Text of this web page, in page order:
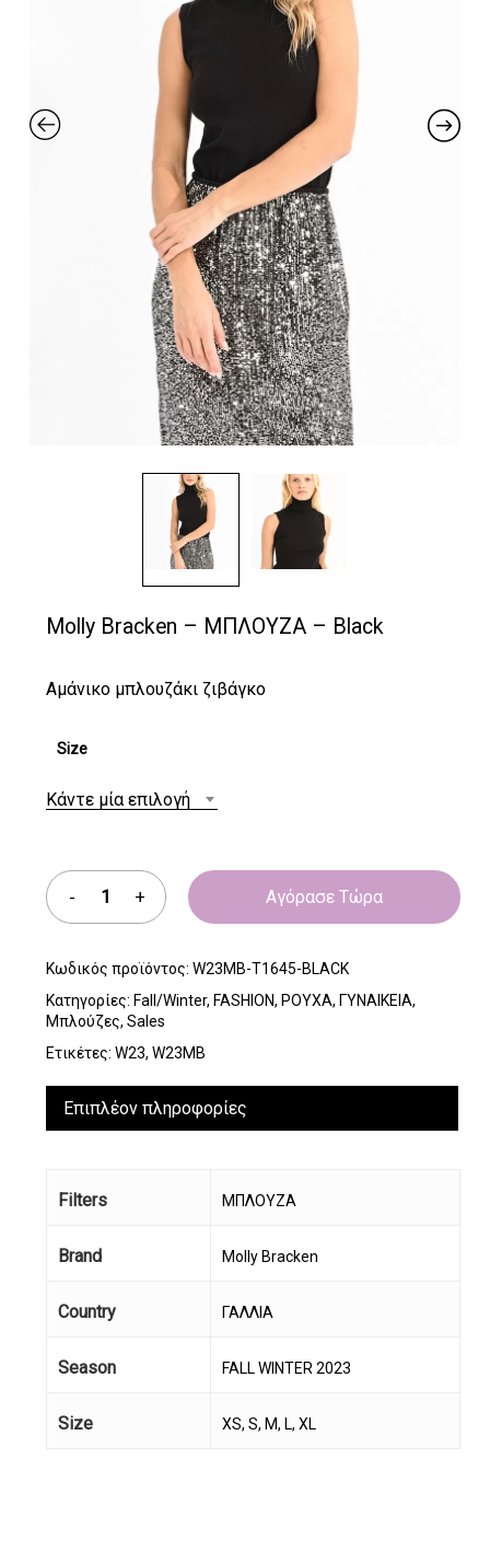
Molly Bracken – ΜΠΛΟΥΖΑ – Black
Αμάνικο μπλουζάκι ζιβάγκο
Size
Κάντε μία επιλογή
Αγόρασε Τώρα
Κωδικός προϊόντος: W23MB-T1645-BLACK
Κατηγορίες: Fall/Winter, FASHION, ΡΟΥΧΑ, ΓΥΝΑΙΚΕΙΑ,
Μπλούζες, Sales
Ετικέτες: W23, W23MB
Επιπλέον πληροφορίες
Filters ΜΠΛΟΥΖΑ
Brand Molly Bracken
Country ΓΑΛΛΙΑ
Season FALL WINTER 2023
Size XS, S, M, L, XL